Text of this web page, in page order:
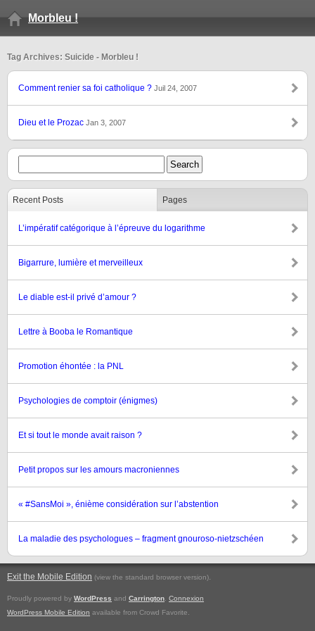
Morbleu !
Tag Archives: Suicide - Morbleu !
Comment renier sa foi catholique ? Juil 24, 2007
Dieu et le Prozac Jan 3, 2007
Recent Posts Pages
L’impératif catégorique à l’épreuve du logarithme
Bigarrure, lumière et merveilleux
Le diable est-il privé d’amour ?
Lettre à Booba le Romantique
Promotion éhontée : la PNL
Psychologies de comptoir (énigmes)
Et si tout le monde avait raison ?
Petit propos sur les amours macroniennes
« #SansMoi », énième considération sur l’abstention
La maladie des psychologues – fragment gnouroso-nietzschéen
Exit the Mobile Edition (view the standard browser version).
Proudly powered by WordPress and Carrington Connexion
WordPress Mobile Edition available from Crowd Favorite.